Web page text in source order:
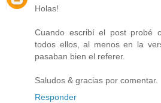
Holas!
Cuando escribí el post probé
todos ellos, al menos en la
pasaban bien el referer.
Saludos & gracias por comentar.
Responder